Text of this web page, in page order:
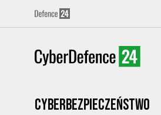
Cyberbezpieczeństwo